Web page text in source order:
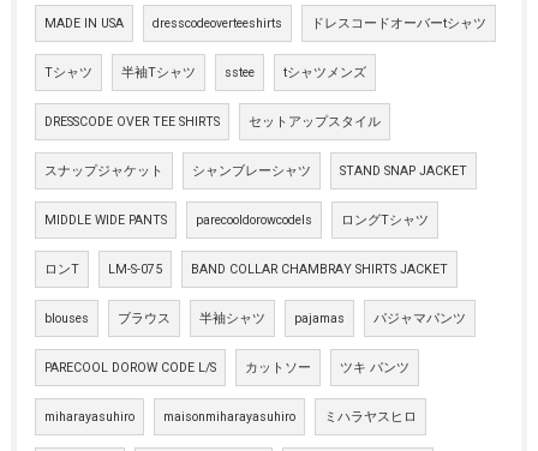
MADE IN USA dresscodeoverteeshirts ドレスコードオーバーtシャツ
Tシャツ 半袖Tシャツ sstee tシャツメンズ
DRESSCODE OVER TEE SHIRTS セットアップスタイル
スナップジャケット シャンブレーシャツ STAND SNAP JACKET
MIDDLE WIDE PANTS parecooldorowcodels ロングTシャツ
ロンT LM-S-075 BAND COLLAR CHAMBRAY SHIRTS JACKET
blouses ブラウス 半袖シャツ pajamas パジャマパンツ
PARECOOL DOROW CODE L/S カットソー ツキ パンツ
miharayasuhiro maisonmiharayasuhiro ミハラヤスヒロ